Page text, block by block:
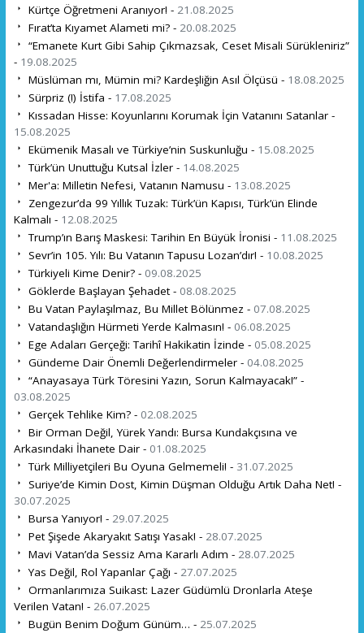
Kürtçe Öğretmeni Aranıyor! - 21.08.2025
Fırat’ta Kıyamet Alameti mi? - 20.08.2025
“Emanete Kurt Gibi Sahip Çıkmazsak, Ceset Misali Sürükleniriz”
- 19.08.2025
Müslüman mı, Mümin mi? Kardeşliğin Asıl Ölçüsü - 18.08.2025
Sürpriz (!) İstifa - 17.08.2025
Kıssadan Hisse: Koyunlarını Korumak İçin Vatanını Satanlar -
15.08.2025
Ekümenik Masalı ve Türkiye’nin Suskunluğu - 15.08.2025
Türk’ün Unuttuğu Kutsal İzler - 14.08.2025
Mer'a: Milletin Nefesi, Vatanın Namusu - 13.08.2025
Zengezur’da 99 Yıllık Tuzak: Türk’ün Kapısı, Türk’ün Elinde
Kalmalı - 12.08.2025
Trump’ın Barış Maskesi: Tarihin En Büyük İronisi - 11.08.2025
Sevr’in 105. Yılı: Bu Vatanın Tapusu Lozan’dır! - 10.08.2025
Türkiyeli Kime Denir? - 09.08.2025
Göklerde Başlayan Şehadet - 08.08.2025
Bu Vatan Paylaşılmaz, Bu Millet Bölünmez - 07.08.2025
Vatandaşlığın Hürmeti Yerde Kalmasın! - 06.08.2025
Ege Adaları Gerçeği: Tarihî Hakikatin İzinde - 05.08.2025
Gündeme Dair Önemli Değerlendirmeler - 04.08.2025
“Anayasaya Türk Töresini Yazın, Sorun Kalmayacak!” -
03.08.2025
Gerçek Tehlike Kim? - 02.08.2025
Bir Orman Değil, Yürek Yandı: Bursa Kundakçısına ve
Arkasındaki İhanete Dair - 01.08.2025
Türk Milliyetçileri Bu Oyuna Gelmemeli! - 31.07.2025
Suriye’de Kimin Dost, Kimin Düşman Olduğu Artık Daha Net! -
30.07.2025
Bursa Yanıyor! - 29.07.2025
Pet Şişede Akaryakıt Satışı Yasak! - 28.07.2025
Mavi Vatan’da Sessiz Ama Kararlı Adım - 28.07.2025
Yas Değil, Rol Yapanlar Çağı - 27.07.2025
Ormanlarımıza Suikast: Lazer Güdümlü Dronlarla Ateşe
Verilen Vatan! - 26.07.2025
Bugün Benim Doğum Günüm… - 25.07.2025